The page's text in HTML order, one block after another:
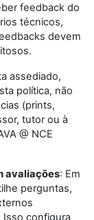
feedback do
técnicos,
devem
assediado,
política, não
(prints,
tutor ou à
@ NCE
avaliações: Em
perguntas,
Isso configura